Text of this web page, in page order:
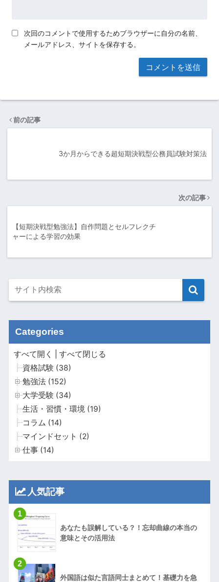
次回のコメントで使用するためブラウザーに自分の名前、
メールアドレス、サイトを保存する。
前の記事
3か月からできる超短期決戦型公務員試験対策法
次の記事
【短期決戦型勉強法】自作問題とセルフレクチ
ャーによる学習の効果
Categories
すべて開く
すべて閉じる
資格試験 (38)
勉強法 (152)
大学受験 (34)
生活・習慣・環境 (19)
コラム (14)
マインドセット (2)
仕事 (14)
人気記事
1
あなたも誤解している？！忘却曲線の本当の
意味とその活用法
2
外国語は似た言語同士まとめて！基礎力を急